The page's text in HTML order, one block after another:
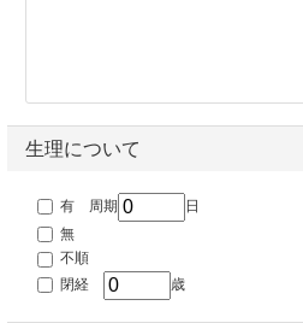
生理について
有 周期
日
無
不順
閉経
歳